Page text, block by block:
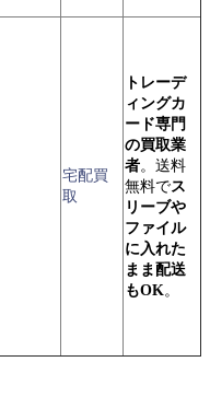
宅配買
取
トレーデ
ィングカ
ード専門
の買取業
者。送料
無料でス
リーブや
ファイル
に入れた
まま配送
もOK。